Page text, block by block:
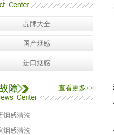
品牌大全
国产烟感
进口烟感
查看更多>>
烟感清洗
烟感清洗